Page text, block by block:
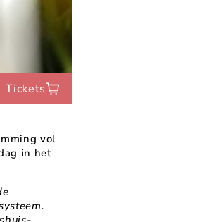
Tickets
vol
in het